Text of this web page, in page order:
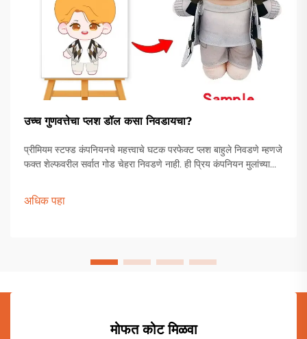
उच्च गुणवत्तेचा प्लश डॉल कसा निवडायचा?
प्रीमियम स्टफ्ड कंपनियनचे महत्त्वाचे घटक परफेक्ट प्लश बाहुले निवडणे म्हणजे
फक्त शेल्फवरील सर्वात गोड चेहरा निवडणे नाही. ही प्रिय कंपनियन मुलांच्या
राखतात.
अधिक पहा
मोफत कोट मिळवा